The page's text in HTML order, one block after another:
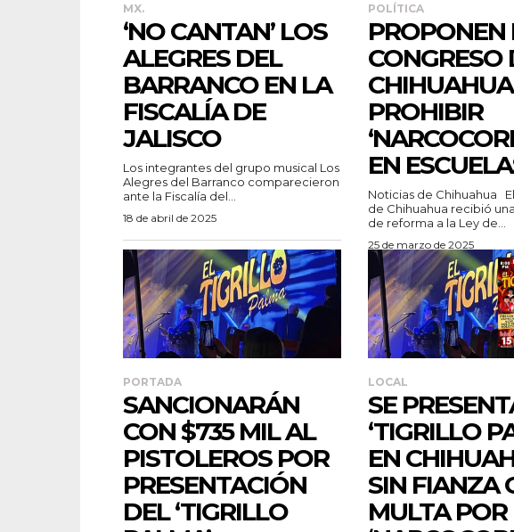
MX.
‘NO CANTAN’ LOS
ALEGRES DEL
BARRANCO EN LA
FISCALÍA DE
JALISCO
Los integrantes del grupo musical Los
Alegres del Barranco comparecieron
ante la Fiscalía del...
18 de abril de 2025
POLÍTICA
PROPONEN
CONGRESO
CHIHUAHUA
PROHIBIR
EN
Noticias de Chihuahua El Congreso
de Chihuahua recibió
de reforma a la Ley de...
25 de marzo de 2025
PORTADA
SANCIONARÁN
CON $735 MIL AL
PISTOLEROS POR
PRESENTACIÓN
DEL ‘TIGRILLO
LOCAL
SE
‘TIGRILLO
EN
SIN FIANZA
MULTA POR